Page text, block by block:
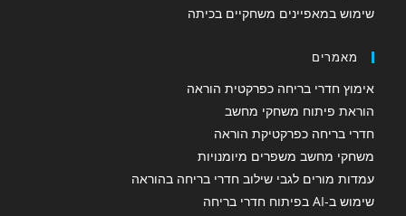
שימוש במאפיינים משחקיים בכיתה
מאמרים
אימוץ חדרי בריחה כפרקטית הוראה
הוראת פיתוח משחקי מחשב
חדרי בריחה כפרקטיקת הוראה
משחקי מחשב משפרים מיומנויות
עמדות מורים לגבי שילוב חדרי בריחה בהוראה
שימוש ב-AI בפיתוח חדרי בריחה